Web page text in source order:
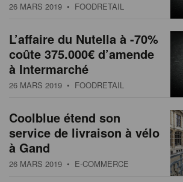
26 MARS 2019 • FOODRETAIL
L’affaire du Nutella à -70%
coûte 375.000€ d’amende
à Intermarché
26 MARS 2019 • FOODRETAIL
Coolblue étend son
service de livraison à vélo
à Gand
26 MARS 2019 • E-COMMERCE